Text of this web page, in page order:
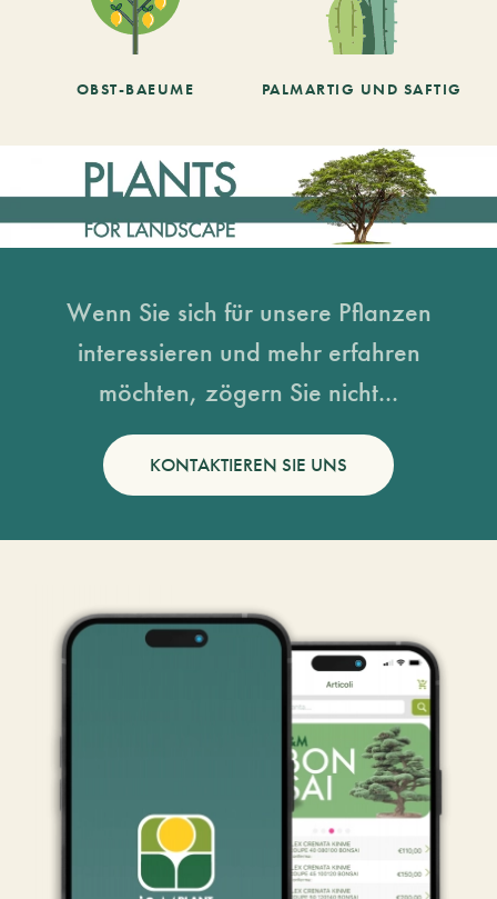
OBST-BAEUME PALMARTIG UND SAFTIG
Wenn Sie sich für unsere Pflanzen
interessieren und mehr erfahren
möchten, zögern Sie nicht...
KONTAKTIEREN SIE UNS